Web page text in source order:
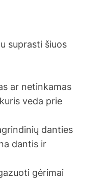
suprasti šiuos
ar netinkamas
veda prie
danties
dantis ir
gėrimai